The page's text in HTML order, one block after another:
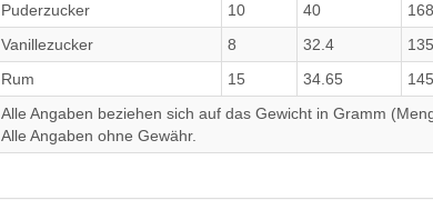
Puderzucker
10 40 168
Vanillezucker
8 32.4
Rum
15 34.65
Alle Angaben beziehen sich auf das Gewicht in Gramm
Alle Angaben ohne Gewähr.